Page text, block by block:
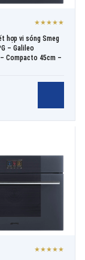
★★★★★
hợp vi sóng Smeg
– Galileo
Compacto 45cm –
★★★★★